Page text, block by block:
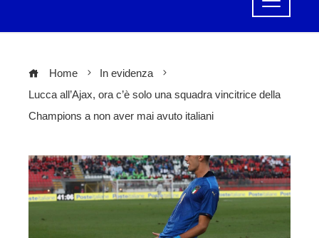
Home
In evidenza
Lucca all’Ajax, ora c’è solo una squadra vincitrice della
Champions a non aver mai avuto italiani